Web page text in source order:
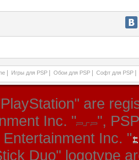
Игры для PSP Обои для PSP Софт для PSP
are
Inc. "
",
Inc. "
Duo" logotype